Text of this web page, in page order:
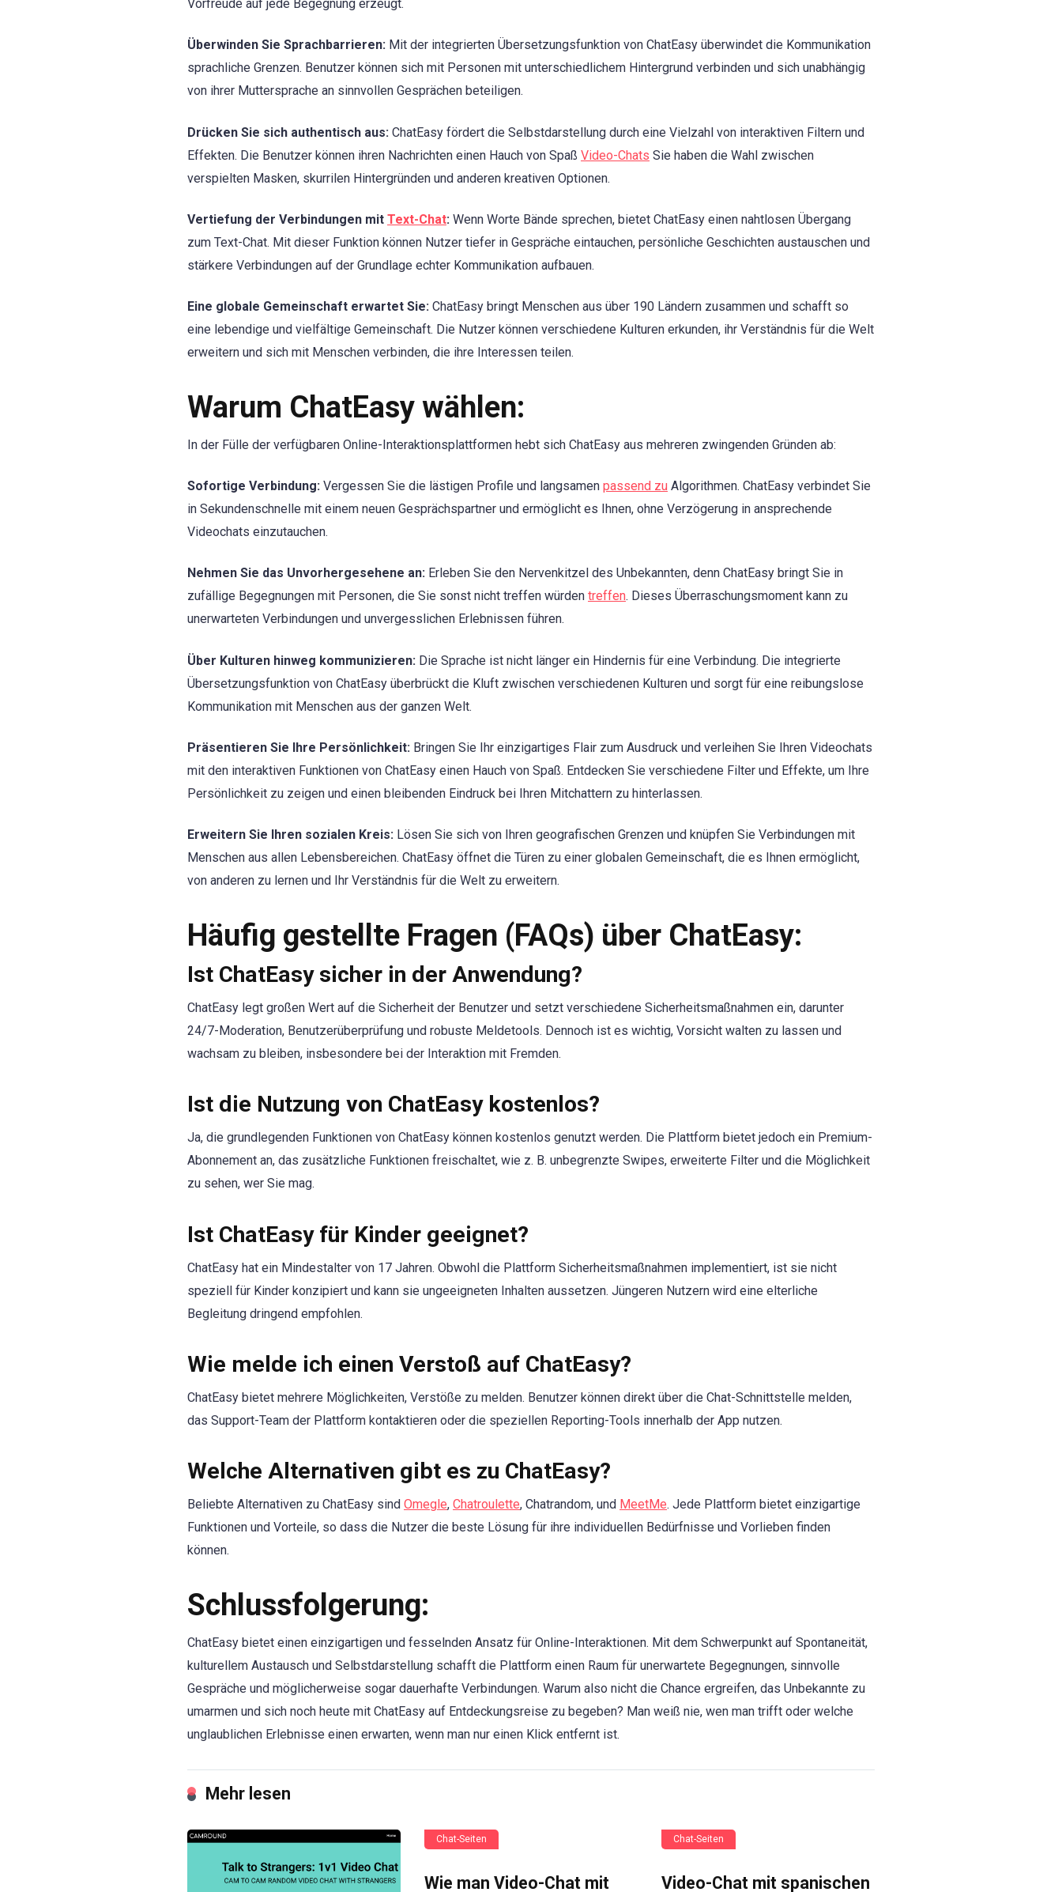
Vorfreude auf jede Begegnung erzeugt.
Überwinden Sie Sprachbarrieren: Mit der integrierten Übersetzungsfunktion von ChatEasy überwindet die Kommunikation
sprachliche Grenzen. Benutzer können sich mit Personen mit unterschiedlichem Hintergrund verbinden und sich unabhängig
von ihrer Muttersprache an sinnvollen Gesprächen beteiligen.
Drücken Sie sich authentisch aus: ChatEasy fördert die Selbstdarstellung durch eine Vielzahl von interaktiven Filtern und
Effekten. Die Benutzer können ihren Nachrichten einen Hauch von Spaß Video-Chats Sie haben die Wahl zwischen
verspielten Masken, skurrilen Hintergründen und anderen kreativen Optionen.
Vertiefung der Verbindungen mit Text-Chat: Wenn Worte Bände sprechen, bietet ChatEasy einen nahtlosen Übergang
zum Text-Chat. Mit dieser Funktion können Nutzer tiefer in Gespräche eintauchen, persönliche Geschichten austauschen und
stärkere Verbindungen auf der Grundlage echter Kommunikation aufbauen.
Eine globale Gemeinschaft erwartet Sie: ChatEasy bringt Menschen aus über 190 Ländern zusammen und schafft so
eine lebendige und vielfältige Gemeinschaft. Die Nutzer können verschiedene Kulturen erkunden, ihr Verständnis für die Welt
erweitern und sich mit Menschen verbinden, die ihre Interessen teilen.
Warum ChatEasy wählen:
In der Fülle der verfügbaren Online-Interaktionsplattformen hebt sich ChatEasy aus mehreren zwingenden Gründen ab:
Sofortige Verbindung: Vergessen Sie die lästigen Profile und langsamen passend zu Algorithmen. ChatEasy verbindet Sie
in Sekundenschnelle mit einem neuen Gesprächspartner und ermöglicht es Ihnen, ohne Verzögerung in ansprechende
Videochats einzutauchen.
Nehmen Sie das Unvorhergesehene an: Erleben Sie den Nervenkitzel des Unbekannten, denn ChatEasy bringt Sie in
zufällige Begegnungen mit Personen, die Sie sonst nicht treffen würden treffen. Dieses Überraschungsmoment kann zu
unerwarteten Verbindungen und unvergesslichen Erlebnissen führen.
Über Kulturen hinweg kommunizieren: Die Sprache ist nicht länger ein Hindernis für eine Verbindung. Die integrierte
Übersetzungsfunktion von ChatEasy überbrückt die Kluft zwischen verschiedenen Kulturen und sorgt für eine reibungslose
Kommunikation mit Menschen aus der ganzen Welt.
Präsentieren Sie Ihre Persönlichkeit: Bringen Sie Ihr einzigartiges Flair zum Ausdruck und verleihen Sie Ihren Videochats
mit den interaktiven Funktionen von ChatEasy einen Hauch von Spaß. Entdecken Sie verschiedene Filter und Effekte, um Ihre
Persönlichkeit zu zeigen und einen bleibenden Eindruck bei Ihren Mitchattern zu hinterlassen.
Erweitern Sie Ihren sozialen Kreis: Lösen Sie sich von Ihren geografischen Grenzen und knüpfen Sie Verbindungen mit
Menschen aus allen Lebensbereichen. ChatEasy öffnet die Türen zu einer globalen Gemeinschaft, die es Ihnen ermöglicht,
von anderen zu lernen und Ihr Verständnis für die Welt zu erweitern.
Häufig gestellte Fragen (FAQs) über ChatEasy:
Ist ChatEasy sicher in der Anwendung?
ChatEasy legt großen Wert auf die Sicherheit der Benutzer und setzt verschiedene Sicherheitsmaßnahmen ein, darunter
24/7-Moderation, Benutzerüberprüfung und robuste Meldetools. Dennoch ist es wichtig, Vorsicht walten zu lassen und
wachsam zu bleiben, insbesondere bei der Interaktion mit Fremden.
Ist die Nutzung von ChatEasy kostenlos?
Ja, die grundlegenden Funktionen von ChatEasy können kostenlos genutzt werden. Die Plattform bietet jedoch ein Premium-
Abonnement an, das zusätzliche Funktionen freischaltet, wie z. B. unbegrenzte Swipes, erweiterte Filter und die Möglichkeit
zu sehen, wer Sie mag.
Ist ChatEasy für Kinder geeignet?
ChatEasy hat ein Mindestalter von 17 Jahren. Obwohl die Plattform Sicherheitsmaßnahmen implementiert, ist sie nicht
speziell für Kinder konzipiert und kann sie ungeeigneten Inhalten aussetzen. Jüngeren Nutzern wird eine elterliche
Begleitung dringend empfohlen.
Wie melde ich einen Verstoß auf ChatEasy?
ChatEasy bietet mehrere Möglichkeiten, Verstöße zu melden. Benutzer können direkt über die Chat-Schnittstelle melden,
das Support-Team der Plattform kontaktieren oder die speziellen Reporting-Tools innerhalb der App nutzen.
Welche Alternativen gibt es zu ChatEasy?
Beliebte Alternativen zu ChatEasy sind Omegle, Chatroulette, Chatrandom, und MeetMe. Jede Plattform bietet einzigartige
Funktionen und Vorteile, so dass die Nutzer die beste Lösung für ihre individuellen Bedürfnisse und Vorlieben finden
können.
Schlussfolgerung:
ChatEasy bietet einen einzigartigen und fesselnden Ansatz für Online-Interaktionen. Mit dem Schwerpunkt auf Spontaneität,
kulturellem Austausch und Selbstdarstellung schafft die Plattform einen Raum für unerwartete Begegnungen, sinnvolle
Gespräche und möglicherweise sogar dauerhafte Verbindungen. Warum also nicht die Chance ergreifen, das Unbekannte zu
umarmen und sich noch heute mit ChatEasy auf Entdeckungsreise zu begeben? Man weiß nie, wen man trifft oder welche
unglaublichen Erlebnisse einen erwarten, wenn man nur einen Klick entfernt ist.
Mehr lesen
Chat-Seiten
Wie man Video-Chat mit
Chat-Seiten
Video-Chat mit spanischen